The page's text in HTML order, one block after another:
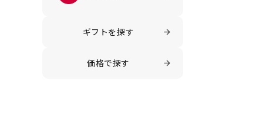
ギフトを探す
価格で探す